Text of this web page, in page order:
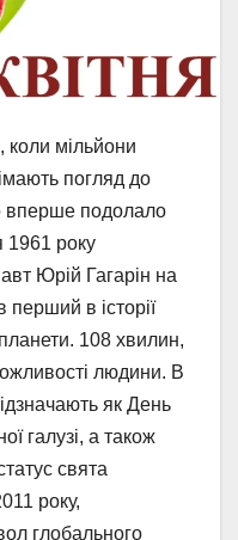
коли мільйони
погляд до
вперше подолало
1961 року
Юрій Гагарін на
перший в історії
108 хвилин,
людини. В
як День
галузі, а також
свята
року,
глобального